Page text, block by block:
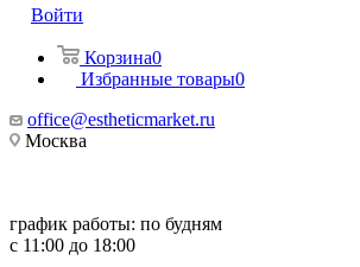
Войти
Корзина0
Избранные товары0
office@estheticmarket.ru
Москва
график работы: по будням
с 11:00 до 18:00